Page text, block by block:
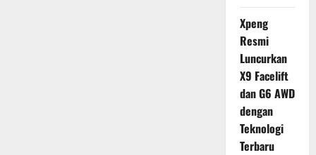
Xpeng
Resmi
Luncurkan
X9 Facelift
dan G6 AWD
dengan
Teknologi
Terbaru